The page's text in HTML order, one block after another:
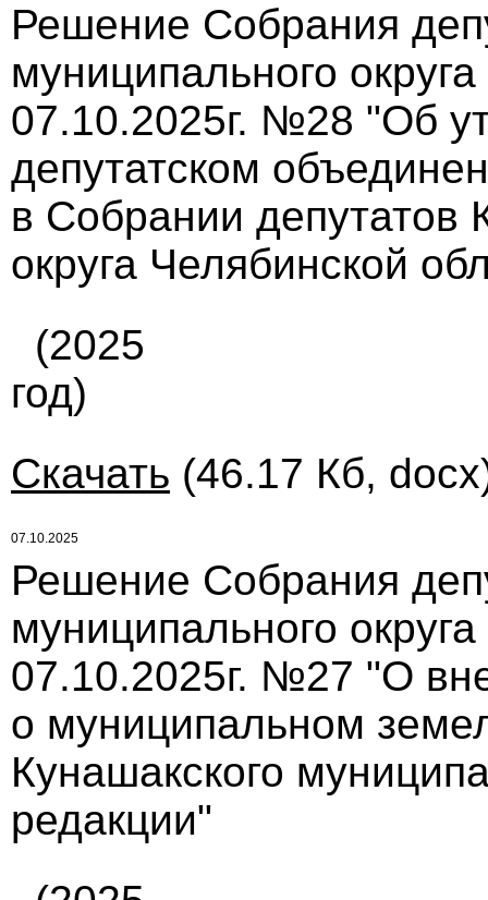
Решение Собрания
муниципального
07.10.2025г. №28 "Об
депутатском
в Собрании депутатов
округа Челябинской
(2025
год)
Скачать (46.17 Кб,
07.10.2025
Решение Собрания
муниципального
07.10.2025г. №27 "О
о муниципальном
Кунашакского
редакции"